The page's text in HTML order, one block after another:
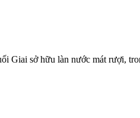
Giai sở hữu làn nước mát rượi,